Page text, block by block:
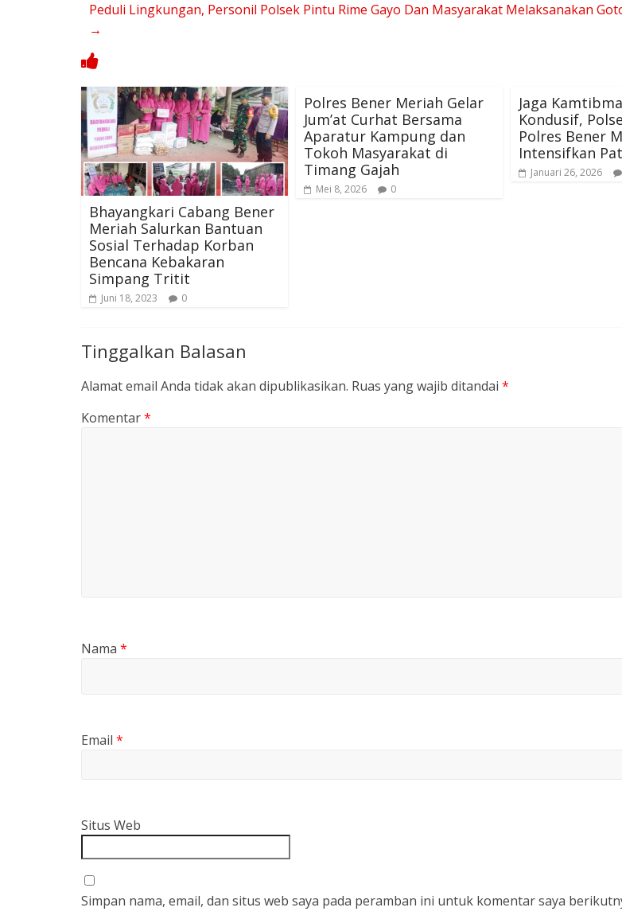
Peduli Lingkungan, Personil Polsek Pintu Rime Gayo Dan Masyarakat Melaksanakan
→
Bhayangkari Cabang Bener
Meriah Salurkan Bantuan
Sosial Terhadap Korban
Bencana Kebakaran
Simpang Tritit
Juni 18, 2023 0
Polres Bener Meriah Gelar
Jum’at Curhat Bersama
Aparatur Kampung dan
Tokoh Masyarakat di
Timang Gajah
Mei 8, 2026 0
Jaga
Kondusif,
Polres Bener
Intensifkan
Januari 26, 2026
Tinggalkan Balasan
Alamat email Anda tidak akan dipublikasikan. Ruas yang wajib ditandai *
Komentar*
Nama *
Email *
Situs Web
Simpan nama, email, dan situs web saya pada peramban ini untuk komentar saya